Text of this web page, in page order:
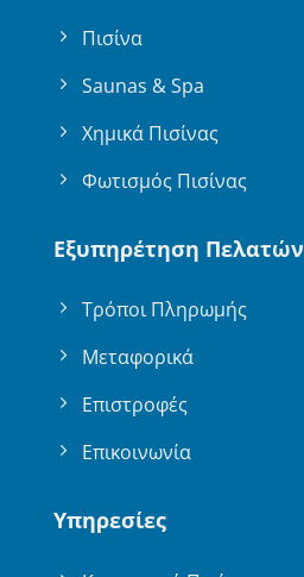
Πισίνα
Saunas & Spa
Χημικά Πισίνας
Φωτισμός Πισίνας
Εξυπηρέτηση Πελατών
Τρόποι Πληρωμής
Μεταφορικά
Επιστροφές
Επικοινωνία
Υπηρεσίες